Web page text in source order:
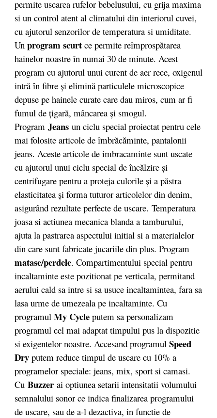
permite uscarea rufelor bebelusului, cu grija maxima
si un control atent al climatului din interiorul cuvei,
cu ajutorul senzorilor de temperatura si umiditate.
Un program scurt ce permite reîmprospătarea
hainelor noastre în numai 30 de minute. Acest
program cu ajutorul unui curent de aer rece, oxigenul
intră în fibre şi elimină particulele microscopice
depuse pe hainele curate care dau miros, cum ar fi
fumul de ţigară, mâncarea şi smogul.
Program Jeans un ciclu special proiectat pentru cele
mai folosite articole de îmbrăcăminte, pantalonii
jeans. Aceste articole de imbracaminte sunt uscate
cu ajutorul unui ciclu special de încălzire și
centrifugare pentru a proteja culorile și a păstra
elasticitatea și forma tuturor articolelor din denim,
asigurând rezultate perfecte de uscare. Temperatura
joasa si actiunea mecanica blanda a tamburului,
ajuta la pastrarea aspectului initial si a materialelor
din care sunt fabricate jucariile din plus. Program
matase/perdele. Compartimentului special pentru
incaltaminte este pozitionat pe verticala, permitand
aerului cald sa intre si sa usuce incaltamintea, fara sa
lasa urme de umezeala pe incaltaminte. Cu
programul My Cycle putem sa personalizam
programul cel mai adaptat timpului pus la dispozitie
si exigentelor noastre. Accesand programul Speed
Dry putem reduce timpul de uscare cu 10% a
programelor speciale: jeans, mix, sport si camasi.
Cu Buzzer ai optiunea setarii intensitatii volumului
semnalului sonor ce indica finalizarea programului
de uscare, sau de a-l dezactiva, in functie de